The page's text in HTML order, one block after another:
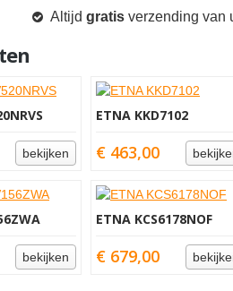
Altijd gratis verzending van
bekijken
ETNA KKD7102
€ 463,00
bekijken
ETNA KCS6178NOF
€ 679,00